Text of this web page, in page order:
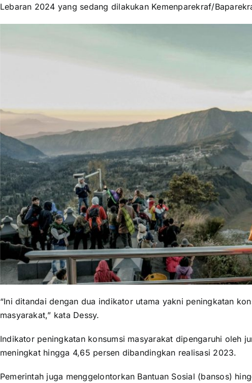
Lebaran 2024 yang sedang dilakukan Kemenparekraf/
“Ini ditandai dengan dua indikator utama yakni peningkatan
masyarakat,” kata Dessy.
Indikator peningkatan konsumsi masyarakat dipengaruhi oleh
meningkat hingga 4,65 persen dibandingkan realisasi 2023.
Pemerintah juga menggelontorkan Bantuan Sosial (bansos)